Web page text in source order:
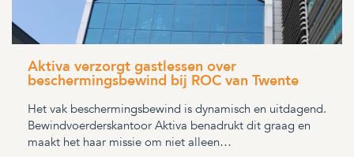
Aktiva verzorgt gastlessen over
beschermingsbewind bij ROC van Twente
Het vak beschermingsbewind is dynamisch en uitdagend.
Bewindvoerderskantoor Aktiva benadrukt dit graag en
maakt het haar missie om niet alleen…